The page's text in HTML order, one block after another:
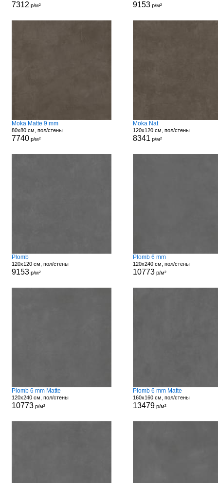
7312 р/м² 9153р/м²
Moka Matte 9 mm
80x80 см, пол/стены
7740р/м²
Moka Nat
120x120 см, пол/стены
8341 р/м²
Plomb
120x120 см, пол/стены
9153р/м²
Plomb 6 mm
120x240 см, пол/стены
10773р/м²
Plomb 6 mm Matte
120x240 см, пол/стены
10773р/м²
Plomb 6 mm Matte
160x160 см, пол/стены
13479р/м²